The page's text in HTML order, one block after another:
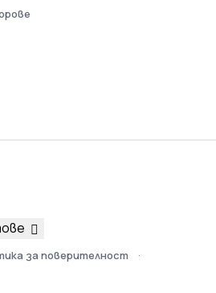
за поверителност